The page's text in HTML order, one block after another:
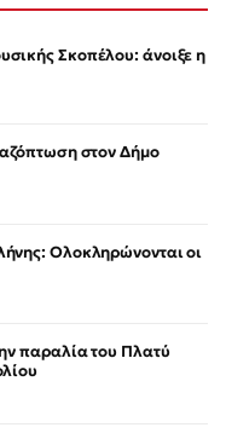
Σκοπέλου: άνοιξε η
στον Δήμο
Ολοκληρώνονται οι
παραλία του Πλατύ